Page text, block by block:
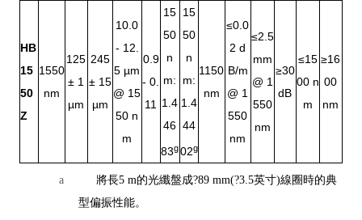
HB
15
50
Z
1550
nm
125
± 1
µm
245
± 15
µm
10.0
- 12.
5 µm
@ 15
50 n
m
0.9
- 0.
11
15
50
n
m:
1.4
46
83g
15
50
n
m:
1.4
44
02g
1150
nm
≤0.0
2 d
B/m
@ 1
550
nm
≤2.5
mm
@ 1
550
nm
≥30
dB
≤15
00 n
m
≥16
00
nm
a
將長5 m的光纖盤成?89 mm(?3.5英寸)線圈時的典
型偏振性能。